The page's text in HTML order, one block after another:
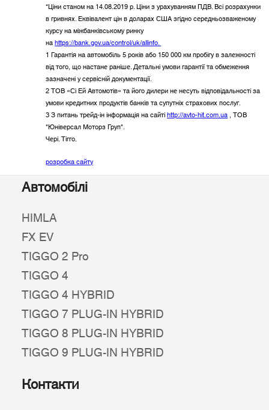
*Ціни станом на 14.08.2019 р. Ціни з урахуванням ПДВ. Всі розрахунки
в гривнях. Еквівалент цін в доларах США згідно середньозваженому
курсу на міжбанківському ринку
наhttps://bank.gov.ua/control/uk/allinfo.
1 Гарантія на автомобіль 5 років або 150 000 км пробігу в залежності
від того, що настане раніше. Детальні умови гарантії та обмеження
зазначені у сервісній документації.
2 ТОВ «Сі Ей Автомотів» та його дилери не несуть відповідальності за
умови кредитних продуктів банків та супутніх страхових послуг.
3 З питань трейд-ін інформація на сайтіhttp://avto-hit.com.ua, ТОВ
"Юніверсал Моторз Груп".
Чері. Тігго.
розробка сайту
Автомобілі
HIMLA
FX EV
TIGGO 2 Pro
TIGGO 4
TIGGO 4 HYBRID
TIGGO 7 PLUG-IN HYBRID
TIGGO 8 PLUG-IN HYBRID
TIGGO 9 PLUG-IN HYBRID
Контакти